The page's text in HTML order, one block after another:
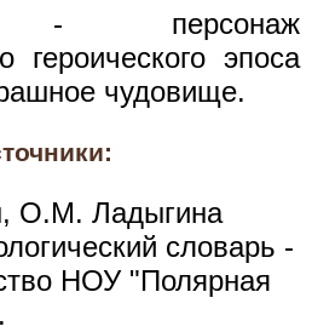
героического эпоса
чудовище.
О.М. Ладыгина
словарь -
НОУ "Полярная